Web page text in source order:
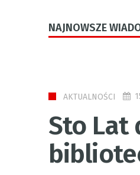
NAJNOWSZE
AKTUALNOŚCI
Sto Lat